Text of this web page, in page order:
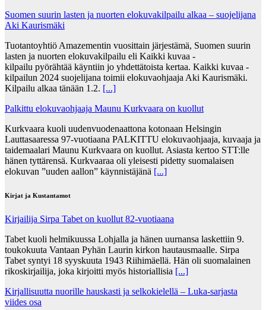
Suomen suurin lasten ja nuorten elokuvakilpailu alkaa – suojelijana
Aki Kaurismäki
Tuotantoyhtiö Amazementin vuosittain järjestämä, Suomen suurin
lasten ja nuorten elokuvakilpailu eli Kaikki kuvaa -
kilpailu pyörähtää käyntiin jo yhdettätoista kertaa. Kaikki kuvaa -
kilpailun 2024 suojelijana toimii elokuvaohjaaja Aki Kaurismäki.
Kilpailu alkaa tänään 1.2. [...]
Palkittu elokuvaohjaaja Maunu Kurkvaara on kuollut
Kurkvaara kuoli uudenvuodenaattona kotonaan Helsingin
Lauttasaaressa 97-vuotiaana PALKITTU elokuvaohjaaja, kuvaaja ja
taidemaalari Maunu Kurkvaara on kuollut. Asiasta kertoo STT:lle
hänen tyttärensä. Kurkvaaraa oli yleisesti pidetty suomalaisen
elokuvan ”uuden aallon” käynnistäjänä [...]
Kirjat ja Kustantamot
Kirjailija Sirpa Tabet on kuollut 82-vuotiaana
Tabet kuoli helmikuussa Lohjalla ja hänen uurnansa laskettiin 9.
toukokuuta Vantaan Pyhän Laurin kirkon hautausmaalle. Sirpa
Tabet syntyi 18 syyskuuta 1943 Riihimäellä. Hän oli suomalainen
rikoskirjailija, joka kirjoitti myös historiallisia [...]
Kirjallisuutta nuorille hauskasti ja selkokielellä – Luka-sarjasta
viides osa